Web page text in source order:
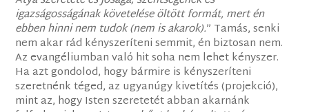
igazságosságának követelése öltött formát, mert én
ebben hinni nem tudok (nem is akarok).” Tamás, senki
nem akar rád kényszeríteni semmit, én biztosan nem.
Az evangéliumban való hit soha nem lehet kényszer.
Ha azt gondolod, hogy bármire is kényszeríteni
szeretnénk téged, az ugyanúgy kivetítés (projekció),
mint az, hogy Isten szeretetét abban akarnánk